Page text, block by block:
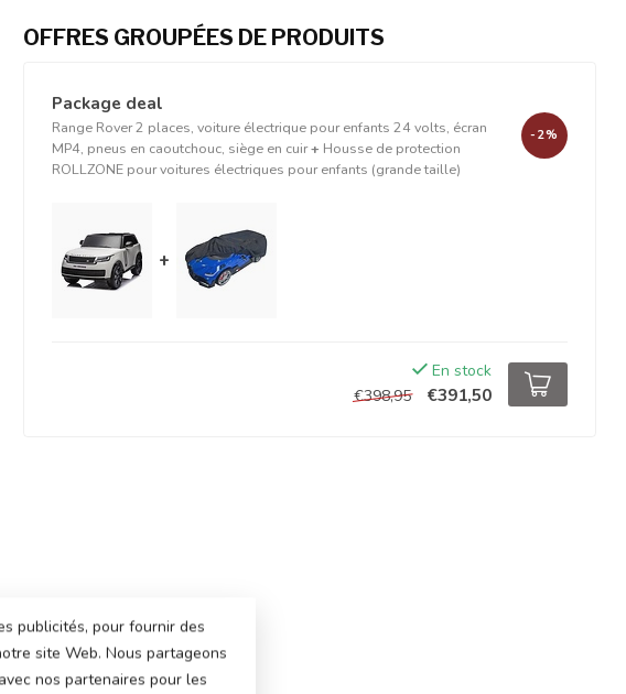
OFFRES GROUPÉES DE PRODUITS
Package deal
Range Rover 2 places, voiture électrique pour enfants 24 volts, écran
MP4, pneus en caoutchouc, siège en cuir+ Housse de protection
ROLLZONE pour voitures électriques pour enfants (grande taille)
-2%
+
En stock
€398,95
€391,50
publicités, pour fournir des
site Web. Nous partageons
nos partenaires pour les